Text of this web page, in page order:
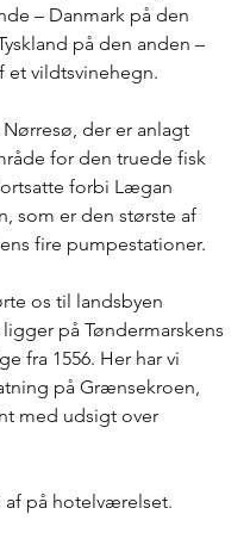
– Danmark på den
på den anden –
et vildtsvinehegn.
der er anlagt
for den truede fisk
forbi Lægan
som er den største af
fire pumpestationer.
os til landsbyen
på Tøndermarskens
fra 1556. Her har vi
på Grænsekroen,
med udsigt over
af på hotelværelset.